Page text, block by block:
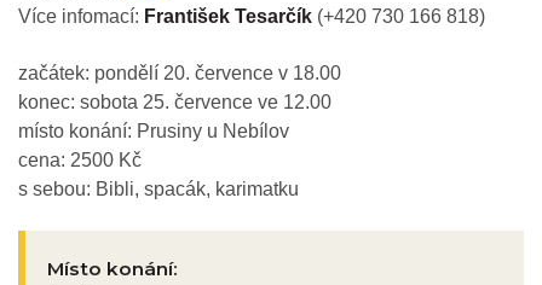
Více infomací: František Tesarčík (+420 730 166 818)
začátek: pondělí 20. července v 18.00
konec: sobota 25. července ve 12.00
místo konání: Prusiny u Nebílov
cena: 2500 Kč
s sebou: Bibli, spacák, karimatku
Místo konání: